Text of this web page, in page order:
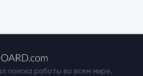
поиска работы во всем мире.